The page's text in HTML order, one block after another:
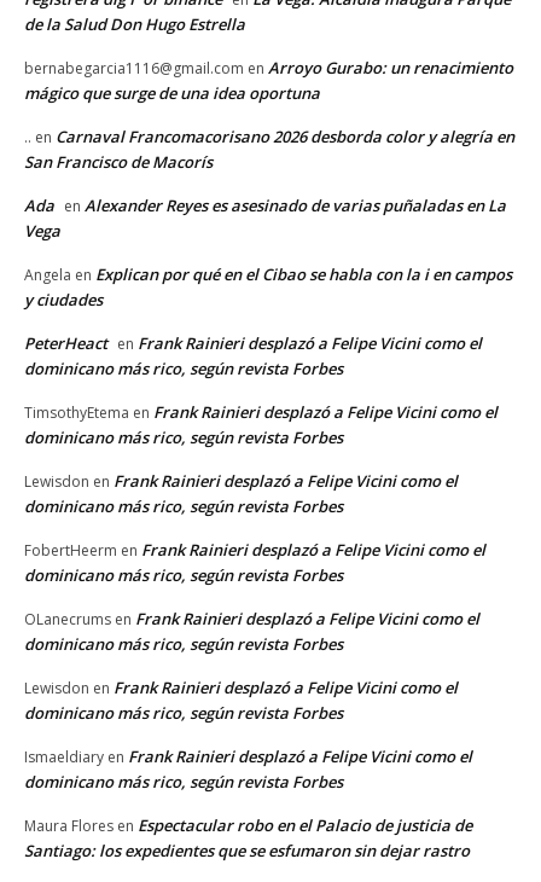
de la Salud Don Hugo Estrella
bernabegarcia1116@gmail.com en Arroyo Gurabo: un renacimiento
mágico que surge de una idea oportuna
.. en Carnaval Francomacorisano 2026 desborda color y alegría en
San Francisco de Macorís
Ada en Alexander Reyes es asesinado de varias puñaladas en La
Vega
Angela en Explican por qué en el Cibao se habla con la i en campos
y ciudades
PeterHeact en Frank Rainieri desplazó a Felipe Vicini como el
dominicano más rico, según revista Forbes
TimsothyEtema en Frank Rainieri desplazó a Felipe Vicini como el
dominicano más rico, según revista Forbes
Lewisdon en Frank Rainieri desplazó a Felipe Vicini como el
dominicano más rico, según revista Forbes
FobertHeerm en Frank Rainieri desplazó a Felipe Vicini como el
dominicano más rico, según revista Forbes
OLanecrums en Frank Rainieri desplazó a Felipe Vicini como el
dominicano más rico, según revista Forbes
Lewisdon en Frank Rainieri desplazó a Felipe Vicini como el
dominicano más rico, según revista Forbes
Ismaeldiary en Frank Rainieri desplazó a Felipe Vicini como el
dominicano más rico, según revista Forbes
Maura Flores en Espectacular robo en el Palacio de justicia de
Santiago: los expedientes que se esfumaron sin dejar rastro